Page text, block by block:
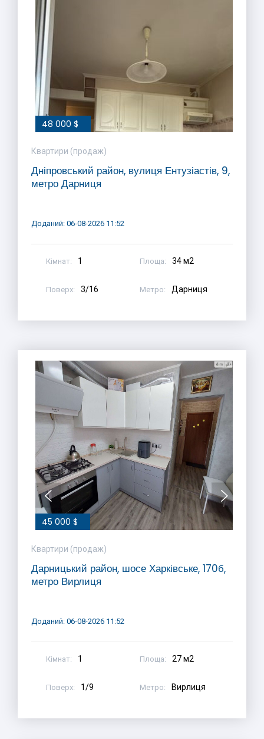
48 000 $
Квартири (продаж)
Дніпровський район, вулиця Ентузіастів, 9,
метро Дарниця
Доданий: 06-08-2026 11:52
Кімнат: 1 Площа: 34 м2
Поверх: 3/16 Метро: Дарниця
45 000 $
Квартири (продаж)
Дарницький район, шосе Харківське, 170б,
метро Вирлиця
Доданий: 06-08-2026 11:52
Кімнат: 1 Площа: 27 м2
Поверх: 1/9 Метро: Вирлиця